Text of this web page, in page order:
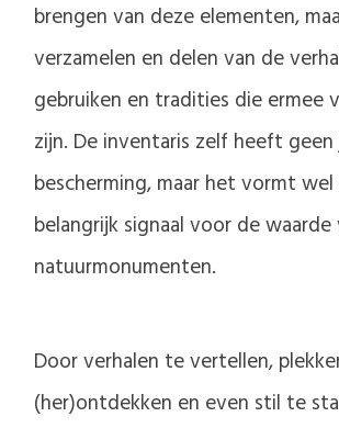
brengen van deze elementen,
verzamelen en delen van de
gebruiken en tradities die ermee
zijn. De inventaris zelf heeft
bescherming, maar het vormt wel
belangrijk signaal voor de
natuurmonumenten.
Door verhalen te vertellen,
(her)ontdekken en even stil te